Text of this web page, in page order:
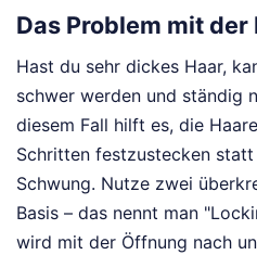
Das Problem mit der
Hast du sehr dickes Haar,
schwer werden und ständig
diesem Fall hilft es, die
Schritten festzustecken
Schwung. Nutze zwei
Basis – das nennt man
wird mit der Öffnung nach